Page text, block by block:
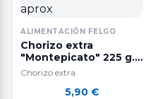
ALIMENTACIÓN FELGO
Chorizo extra
"Montepicato" 225 g.
aprox
Chorizo extra
5,90 €